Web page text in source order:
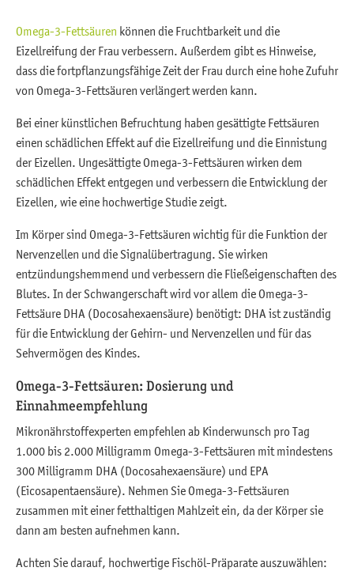
Omega-3-Fettsäuren können die Fruchtbarkeit und die
Eizellreifung der Frau verbessern. Außerdem gibt es Hinweise,
dass die fortpflanzungsfähige Zeit der Frau durch eine hohe Zufuhr
von Omega-3-Fettsäuren verlängert werden kann.
Bei einer künstlichen Befruchtung haben gesättigte Fettsäuren
einen schädlichen Effekt auf die Eizellreifung und die Einnistung
der Eizellen. Ungesättigte Omega-3-Fettsäuren wirken dem
schädlichen Effekt entgegen und verbessern die Entwicklung der
Eizellen, wie eine hochwertige Studie zeigt.
Im Körper sind Omega-3-Fettsäuren wichtig für die Funktion der
Nervenzellen und die Signalübertragung. Sie wirken
entzündungshemmend und verbessern die Fließeigenschaften des
Blutes. In der Schwangerschaft wird vor allem die Omega-3-
Fettsäure DHA (Docosahexaensäure) benötigt: DHA ist zuständig
für die Entwicklung der Gehirn- und Nervenzellen und für das
Sehvermögen des Kindes.
Omega-3-Fettsäuren: Dosierung und
Einnahmeempfehlung
Mikronährstoffexperten empfehlen ab Kinderwunsch pro Tag
1.000 bis 2.000 Milligramm Omega-3-Fettsäuren mit mindestens
300 Milligramm DHA (Docosahexaensäure) und EPA
(Eicosapentaensäure). Nehmen Sie Omega-3-Fettsäuren
zusammen mit einer fetthaltigen Mahlzeit ein, da der Körper sie
dann am besten aufnehmen kann.
Achten Sie darauf, hochwertige Fischöl-Präparate auszuwählen: